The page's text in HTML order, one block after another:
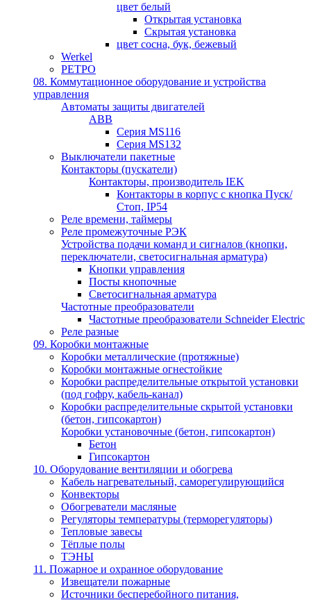
цвет белый
Открытая установка
Скрытая установка
цвет сосна, бук, бежевый
Werkel
РЕТРО
08. Коммутационное оборудование и устройства
управления
Автоматы защиты двигателей
ABB
Серия MS116
Серия MS132
Выключатели пакетные
Контакторы (пускатели)
Контакторы, производитель IEK
Контакторы в корпус с кнопка Пуск/
Стоп, IP54
Реле времени, таймеры
Реле промежуточные РЭК
Устройства подачи команд и сигналов (кнопки,
переключатели, светосигнальная арматура)
Кнопки управления
Посты кнопочные
Светосигнальная арматура
Частотные преобразователи
Частотные преобразователи Schneider Electric
Реле разные
09. Коробки монтажные
Коробки металлические (протяжные)
Коробки монтажные огнестойкие
Коробки распределительные открытой установки
(под гофру, кабель-канал)
Коробки распределительные скрытой установки
(бетон, гипсокартон)
Коробки установочные (бетон, гипсокартон)
Бетон
Гипсокартон
10. Оборудование вентиляции и обогрева
Кабель нагревательный, саморегулирующийся
Конвекторы
Обогреватели масляные
Регуляторы температуры (терморегуляторы)
Тепловые завесы
Тёплые полы
ТЭНЫ
11. Пожарное и охранное оборудование
Извещатели пожарные
Источники бесперебойного питания,